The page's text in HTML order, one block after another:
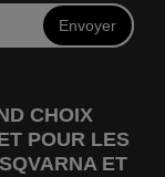
Envoyer
CHOIX
POUR LES
ET